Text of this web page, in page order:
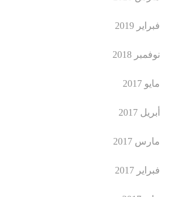
فبراير 2019
نوفمبر 2018
مايو 2017
أبريل 2017
مارس 2017
فبراير 2017